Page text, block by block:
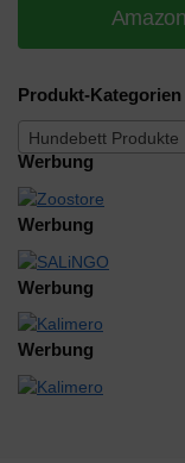
Produkt-Kategorien
Hundebett
Werbung
Werbung
Werbung
Werbung